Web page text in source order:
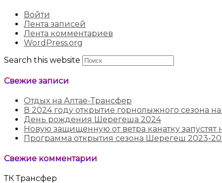
Войти
Лента записей
Лента комментариев
WordPress.org
Search this website
Свежие записи
Отдых на Алтае-Трансфер
В 2024 году открытие горнолыжного сезона
День рождения Шерегеша 2024
Новую защищенную от ветра канатку
Программа открытия сезона Шерегеш 2023-
Свежие комментарии
ТК Трансфер